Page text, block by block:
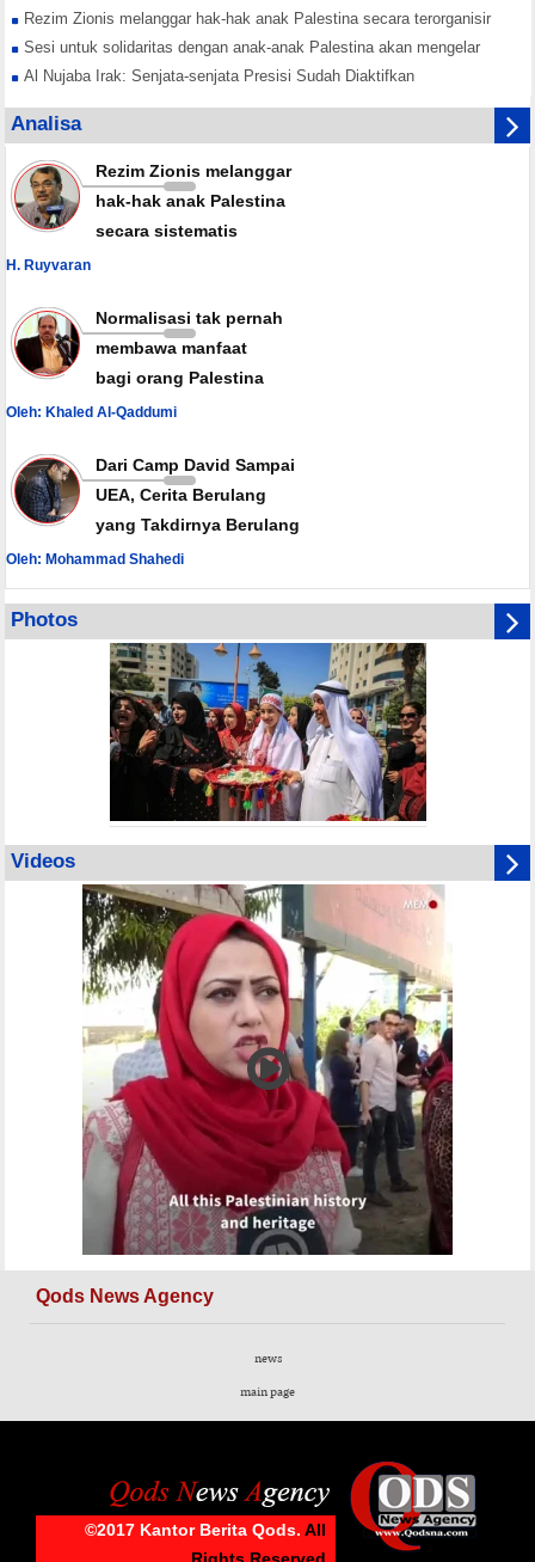
Rezim Zionis melanggar hak-hak anak Palestina secara terorganisir
Sesi untuk solidaritas dengan anak-anak Palestina akan mengelar
Al Nujaba Irak: Senjata-senjata Presisi Sudah Diaktifkan
Hamas Tekankan Rekonsiliasi Nasional Lawan Konspirasi Israel
Yordania Buka Jalur Perdagangan dengan Suriah
Analisa
Rezim Zionis melanggar
hak-hak anak Palestina
secara sistematis
H. Ruyvaran
Normalisasi tak pernah
membawa manfaat
bagi orang Palestina
Oleh: Khaled Al-Qaddumi
Dari Camp David Sampai
UEA, Cerita Berulang
yang Takdirnya Berulang
Oleh: Mohammad Shahedi
Photos
Videos
Qods News Agency
news
main page
©2017 Kantor Berita Qods. All